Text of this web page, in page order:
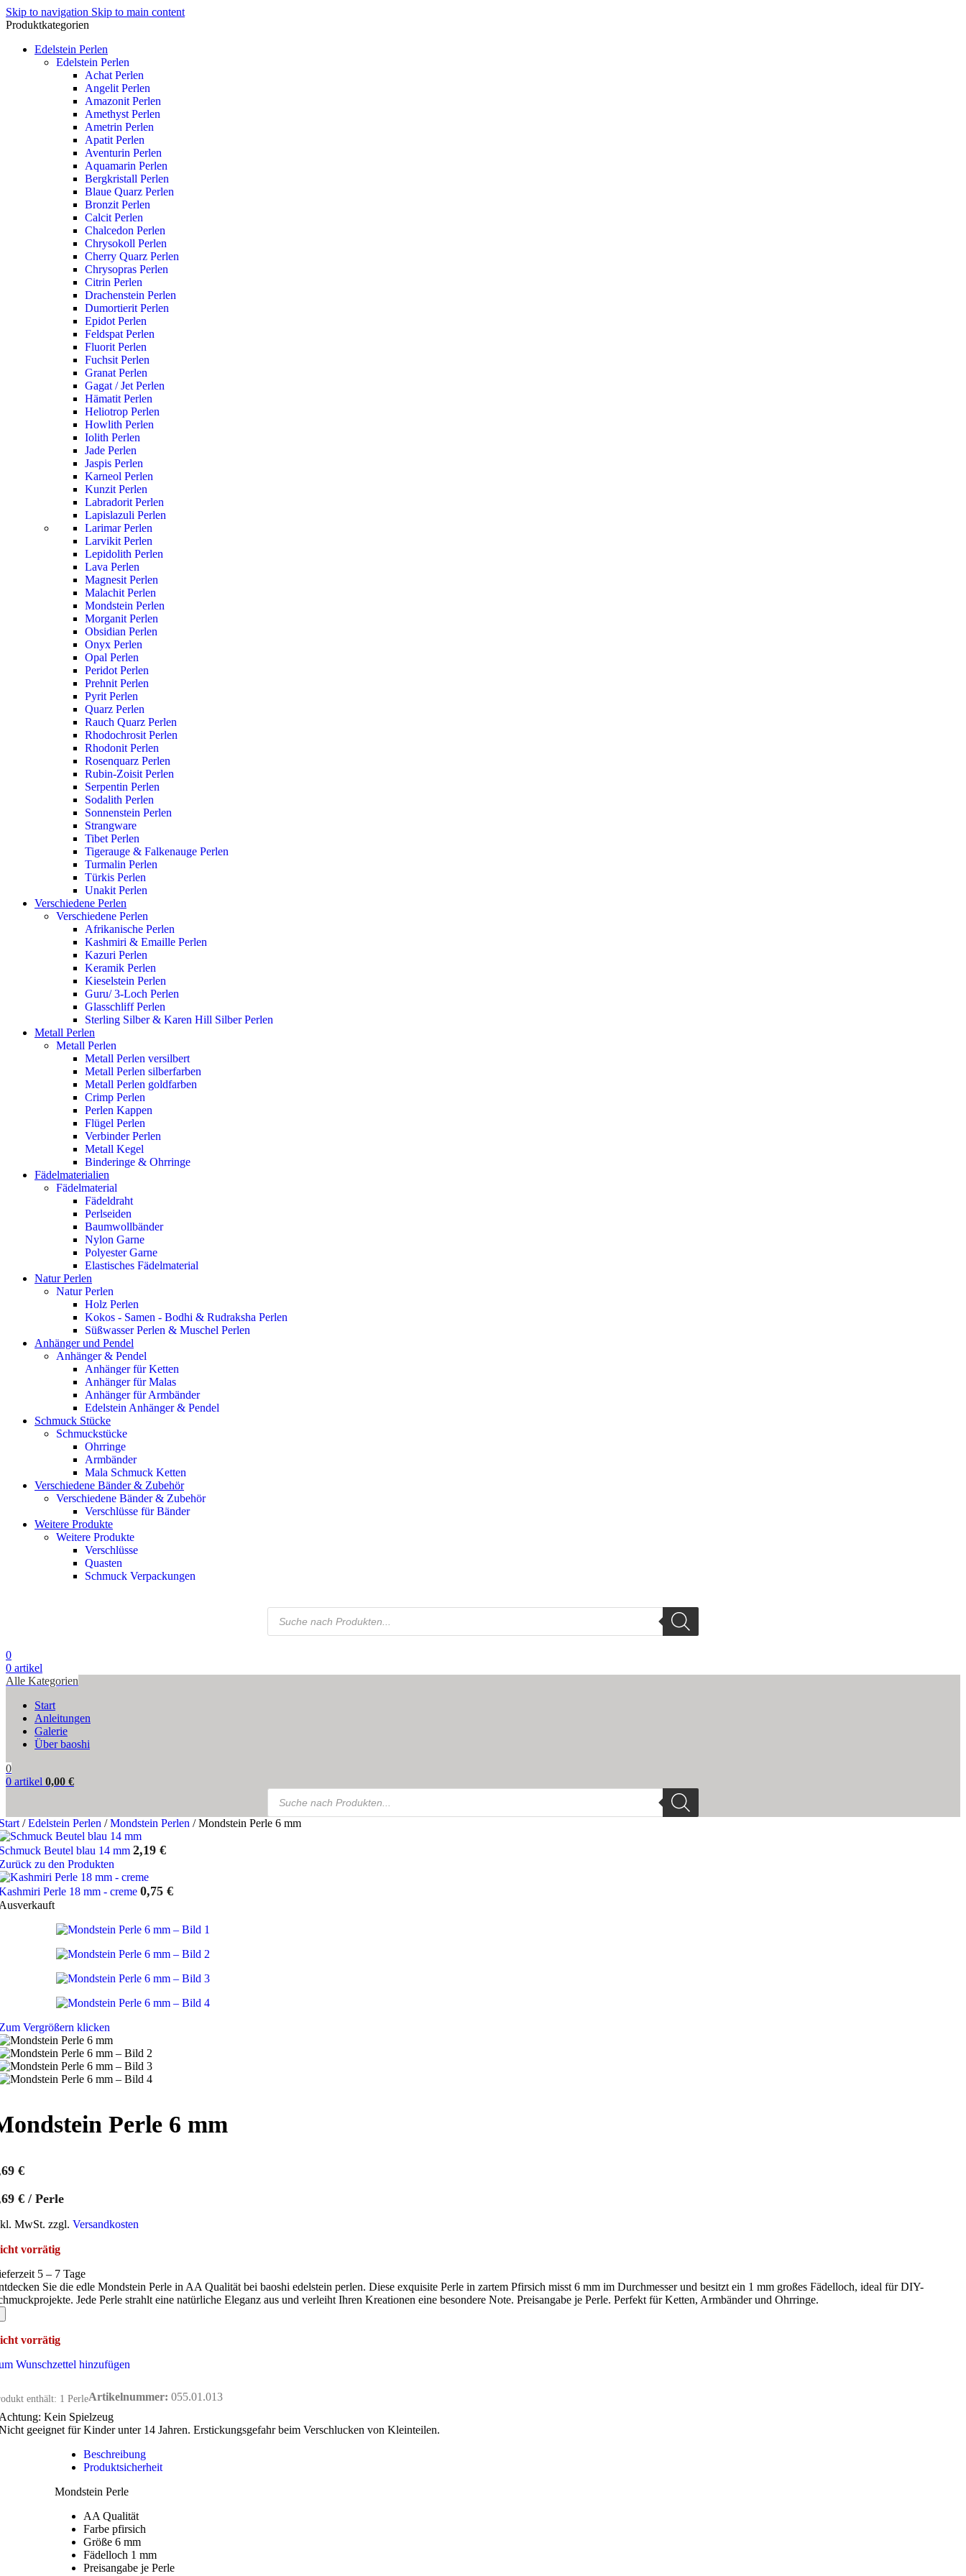
Skip to navigation Skip to main content
Produktkategorien
Edelstein Perlen
Edelstein Perlen
Achat Perlen
Angelit Perlen
Amazonit Perlen
Amethyst Perlen
Ametrin Perlen
Apatit Perlen
Aventurin Perlen
Aquamarin Perlen
Bergkristall Perlen
Blaue Quarz Perlen
Bronzit Perlen
Calcit Perlen
Chalcedon Perlen
Chrysokoll Perlen
Cherry Quarz Perlen
Chrysopras Perlen
Citrin Perlen
Drachenstein Perlen
Dumortierit Perlen
Epidot Perlen
Feldspat Perlen
Fluorit Perlen
Fuchsit Perlen
Granat Perlen
Gagat / Jet Perlen
Hämatit Perlen
Heliotrop Perlen
Howlith Perlen
Iolith Perlen
Jade Perlen
Jaspis Perlen
Karneol Perlen
Kunzit Perlen
Labradorit Perlen
Lapislazuli Perlen
Larimar Perlen
Larvikit Perlen
Lepidolith Perlen
Lava Perlen
Magnesit Perlen
Malachit Perlen
Mondstein Perlen
Morganit Perlen
Obsidian Perlen
Onyx Perlen
Opal Perlen
Peridot Perlen
Prehnit Perlen
Pyrit Perlen
Quarz Perlen
Rauch Quarz Perlen
Rhodochrosit Perlen
Rhodonit Perlen
Rosenquarz Perlen
Rubin-Zoisit Perlen
Serpentin Perlen
Sodalith Perlen
Sonnenstein Perlen
Strangware
Tibet Perlen
Tigerauge & Falkenauge Perlen
Turmalin Perlen
Türkis Perlen
Unakit Perlen
Verschiedene Perlen
Verschiedene Perlen
Afrikanische Perlen
Kashmiri & Emaille Perlen
Kazuri Perlen
Keramik Perlen
Kieselstein Perlen
Guru/ 3-Loch Perlen
Glasschliff Perlen
Sterling Silber & Karen Hill Silber Perlen
Metall Perlen
Metall Perlen
Metall Perlen versilbert
Metall Perlen silberfarben
Metall Perlen goldfarben
Crimp Perlen
Perlen Kappen
Flügel Perlen
Verbinder Perlen
Metall Kegel
Binderinge & Ohrringe
Fädelmaterialien
Fädelmaterial
Fädeldraht
Perlseiden
Baumwollbänder
Nylon Garne
Polyester Garne
Elastisches Fädelmaterial
Natur Perlen
Natur Perlen
Holz Perlen
Kokos - Samen - Bodhi & Rudraksha Perlen
Süßwasser Perlen & Muschel Perlen
Anhänger und Pendel
Anhänger & Pendel
Anhänger für Ketten
Anhänger für Malas
Anhänger für Armbänder
Edelstein Anhänger & Pendel
Schmuck Stücke
Schmuckstücke
Ohrringe
Armbänder
Mala Schmuck Ketten
Verschiedene Bänder & Zubehör
Verschiedene Bänder & Zubehör
Verschlüsse für Bänder
Weitere Produkte
Weitere Produkte
Verschlüsse
Quasten
Schmuck Verpackungen
Products
search
0
0 artikel
Alle Kategorien
Start
Anleitungen
Galerie
Über baoshi
0
0 artikel 0,00 €
Products
search
/ Edelstein Perlen / Mondstein Perlen / Mondstein Perle 6 mm
Beutel blau 14 mm 2,19 €
zu den Produkten
Perle 18 mm - creme 0,75 €
Vergrößern klicken
Perle 6 mm
€
€ / Perle
MwSt. zzgl. Versandkosten
vorrätig
5 – 7 Tage
Sie die edle Mondstein Perle in AA Qualität bei baoshi edelstein perlen. Diese exquisite Perle in zartem Pfirsich misst 6 mm im Durchmesser und besitzt ein 1 mm großes Fädelloch, ideal für DIY-
Jede Perle strahlt eine natürliche Eleganz aus und verleiht Ihren Kreationen eine besondere Note. Preisangabe je Perle. Perfekt für Ketten, Armbänder und Ohrringe.
vorrätig
Wunschzettel hinzufügen
enthält: 1 PerleArtikelnummer: 055.01.013
Kein Spielzeug
geeignet für Kinder unter 14 Jahren. Erstickungsgefahr beim Verschlucken von Kleinteilen.
Beschreibung
Produktsicherheit
Mondstein Perle
AA Qualität
Farbe pfirsich
Größe 6 mm
Fädelloch 1 mm
Preisangabe je Perle